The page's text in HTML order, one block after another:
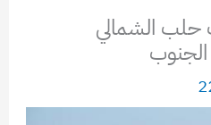
حلب الشمالي